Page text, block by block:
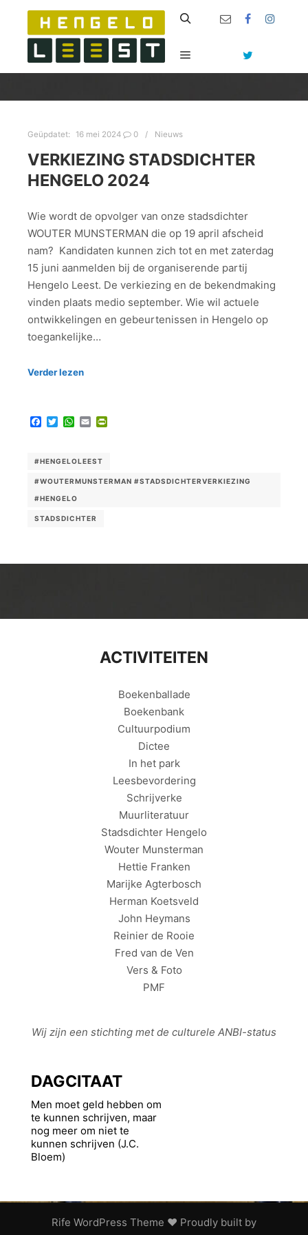
Hoofdmenu
Geüpdatet: 16 mei 2024 0 Nieuws
VERKIEZING STADSDICHTER
HENGELO 2024
Wie wordt de opvolger van onze stadsdichter
WOUTER MUNSTERMAN die op 19 april afscheid
nam? Kandidaten kunnen zich tot en met zaterdag
15 juni aanmelden bij de organiserende partij
Hengelo Leest. De verkiezing en de bekendmaking
vinden plaats medio september. Wie wil actuele
ontwikkelingen en gebeurtenissen in Hengelo op
toegankelijke…
Verder lezen
Facebook
TwitterWhatsApp
Email
#HENGELOLEEST
#WOUTERMUNSTERMAN #STADSDICHTERVERKIEZING
#HENGELO
STADSDICHTER
ACTIVITEITEN
Boekenballade
Boekenbank
Cultuurpodium
Dictee
In het park
Leesbevordering
Schrijverke
Muurliteratuur
Stadsdichter Hengelo
Wouter Munsterman
Hettie Franken
Marijke Agterbosch
Herman Koetsveld
John Heymans
Reinier de Rooie
Fred van de Ven
Vers & Foto
PMF
Wij zijn een stichting met de culturele ANBI-status
DAGCITAAT
Men moet geld hebben om
te kunnen schrijven, maar
nog meer om niet te
kunnen schrijven (J.C.
Bloem)
Rife WordPress Theme ♥ Proudly built by